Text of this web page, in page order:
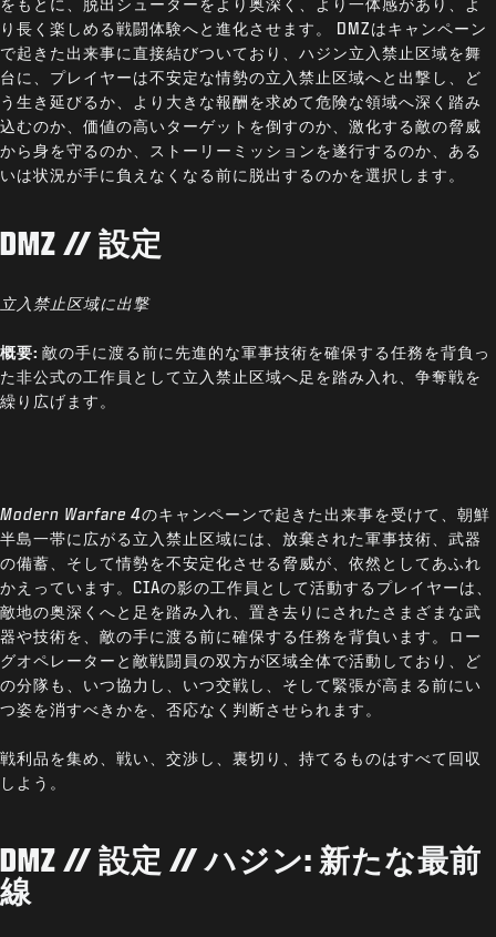
をもとに、脱出シューターをより奥深く、より一体感があり、よ
り長く楽しめる戦闘体験へと進化させます。 DMZはキャンペーン
で起きた出来事に直接結びついており、ハジン立入禁止区域を舞
台に、プレイヤーは不安定な情勢の立入禁止区域へと出撃し、ど
う生き延びるか、より大きな報酬を求めて危険な領域へ深く踏み
込むのか、価値の高いターゲットを倒すのか、激化する敵の脅威
から身を守るのか、ストーリーミッションを遂行するのか、ある
いは状況が手に負えなくなる前に脱出するのかを選択します。
DMZ // 設定
立入禁止区域に出撃
概要: 敵の手に渡る前に先進的な軍事技術を確保する任務を背負っ
た非公式の工作員として立入禁止区域へ足を踏み入れ、争奪戦を
繰り広げます。
Modern Warfare 4のキャンペーンで起きた出来事を受けて、朝鮮
半島一帯に広がる立入禁止区域には、放棄された軍事技術、武器
の備蓄、そして情勢を不安定化させる脅威が、依然としてあふれ
かえっています。CIAの影の工作員として活動するプレイヤーは、
敵地の奥深くへと足を踏み入れ、置き去りにされたさまざまな武
器や技術を、敵の手に渡る前に確保する任務を背負います。ロー
グオペレーターと敵戦闘員の双方が区域全体で活動しており、ど
の分隊も、いつ協力し、いつ交戦し、そして緊張が高まる前にい
つ姿を消すべきかを、否応なく判断させられます。
戦利品を集め、戦い、交渉し、裏切り、持てるものはすべて回収
しよう。
DMZ // 設定 // ハジン: 新たな最前
線